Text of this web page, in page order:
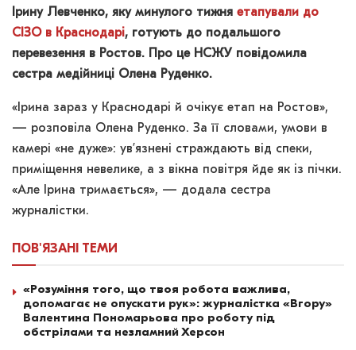
Ірину Левченко, яку минулого тижня етапували до
СІЗО в Краснодарі, готують до подальшого
перевезення в Ростов. Про це НСЖУ повідомила
сестра медійниці Олена Руденко.
«Ірина зараз у Краснодарі й очікує етап на Ростов»,
— розповіла Олена Руденко. За її словами, умови в
камері «не дуже»: ув’язнені страждають від спеки,
приміщення невелике, а з вікна повітря йде як із пічки.
«Але Ірина тримається», — додала сестра
журналістки.
ПОВ'ЯЗАНІ ТЕМИ
«Розуміння того, що твоя робота важлива,
допомагає не опускати рук»: журналістка «Вгору»
Валентина Пономарьова про роботу під
обстрілами та незламний Херсон